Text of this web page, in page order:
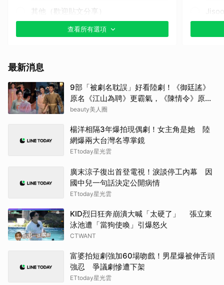
其他（歡迎貼文分享）
查看所有選項
迪麗
傑瑞
李星
其他
最新消息
9部「被劇名耽誤」好看陸劇！《御廷謠》
原名《江山為聘》更霸氣，《陳情令》原名
好聽
beauty美人圈
楊洋相隔3年爆拍現偶劇！女主角是她 陸
網爆兩大台灣名導掌鏡
ETtoday星光雲
廣末涼子復出首登電視！淚談停工內幕 因
國中兒一句話決定公開病情
ETtoday星光雲
KID烈日狂奔崩潰大喊「太硬了」 張立東
泳池遭「當狗使喚」引爆怒火
CTWANT
富婆拍短劇強加60場吻戲！男星爆被伸舌頭
強忍 爭議劇慘遭下架
ETtoday星光雲